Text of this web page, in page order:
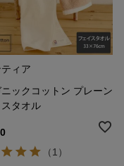
ィア
ックコットン プレーン
タオル
（1）